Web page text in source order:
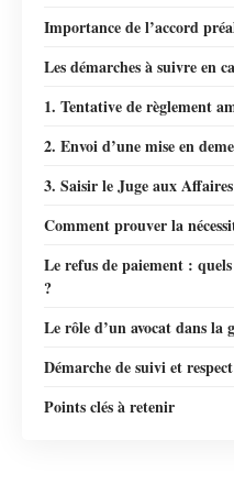
Importance de l’accord
Les démarches à suivre en
1. Tentative de règlement
2. Envoi d’une mise en
3. Saisir le Juge aux
Comment prouver la
Le refus de paiement :
?
Le rôle d’un avocat dans la
Démarche de suivi et
Points clés à retenir